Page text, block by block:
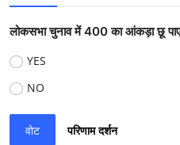
लोकसभा चुनाव में 400 का आंकड़ा छू
YES
NO
वोट परिणाम दर्शन